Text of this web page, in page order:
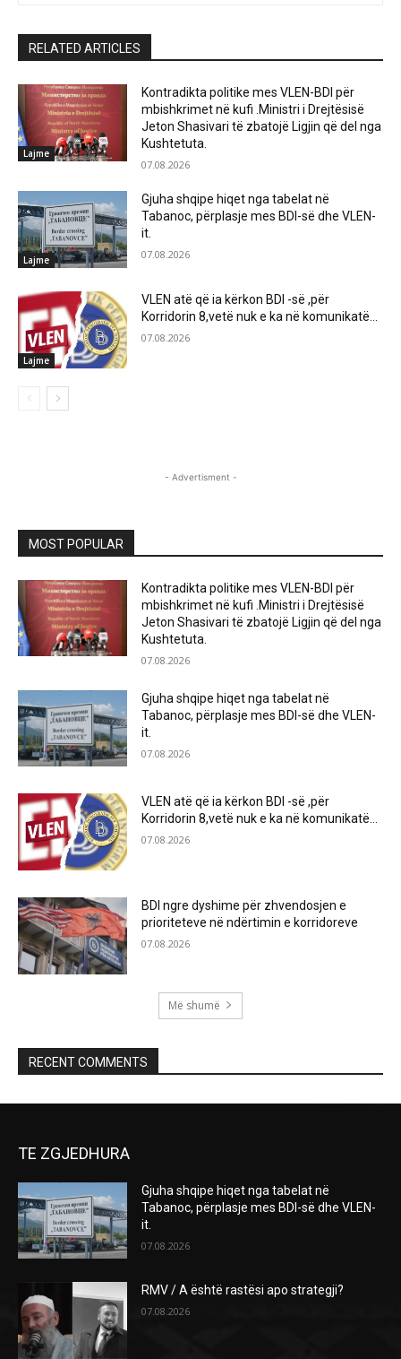
RELATED ARTICLES
Lajme
Kontradikta politike mes VLEN-BDI për
mbishkrimet në kufi .Ministri i Drejtësisë
Jeton Shasivari të zbatojë Ligjin që del nga
Kushtetuta.
07.08.2026
Lajme
Gjuha shqipe hiqet nga tabelat në
Tabanoc, përplasje mes BDI-së dhe VLEN-
it.
07.08.2026
Lajme
VLEN atë që ia kërkon BDI -së ,për
Korridorin 8,vetë nuk e ka në komunikatë…
07.08.2026
- Advertisment -
MOST POPULAR
Kontradikta politike mes VLEN-BDI për
mbishkrimet në kufi .Ministri i Drejtësisë
Jeton Shasivari të zbatojë Ligjin që del nga
Kushtetuta.
07.08.2026
Gjuha shqipe hiqet nga tabelat në
Tabanoc, përplasje mes BDI-së dhe VLEN-
it.
07.08.2026
VLEN atë që ia kërkon BDI -së ,për
Korridorin 8,vetë nuk e ka në komunikatë…
07.08.2026
BDI ngre dyshime për zhvendosjen e
prioriteteve në ndërtimin e korridoreve
07.08.2026
Më shumë
RECENT COMMENTS
TE ZGJEDHURA
Gjuha shqipe hiqet nga tabelat në
Tabanoc, përplasje mes BDI-së dhe VLEN-
it.
07.08.2026
RMV / A është rastësi apo strategji?
07.08.2026